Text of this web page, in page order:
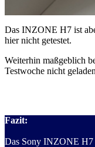
Das INZONE H7 ist
hier nicht getestet.
Weiterhin maßgeblich
Testwoche nicht
Fazit:
Das Sony INZONE H7